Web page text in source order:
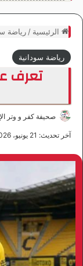
الرئيسية / رياضة
رياضة سودانية
تعرف
صحيفة كفر و وتر
آخر تحديث: 21 يونيو، 2026